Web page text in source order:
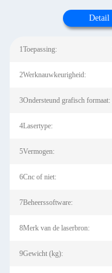
Detail
1Toepassing:
2Werknauwkeurigheid:
3Ondersteund grafisch formaat:
4Lasertype:
5Vermogen:
6Cnc of niet:
7Beheerssoftware:
8Merk van de laserbron:
9Gewicht (kg):